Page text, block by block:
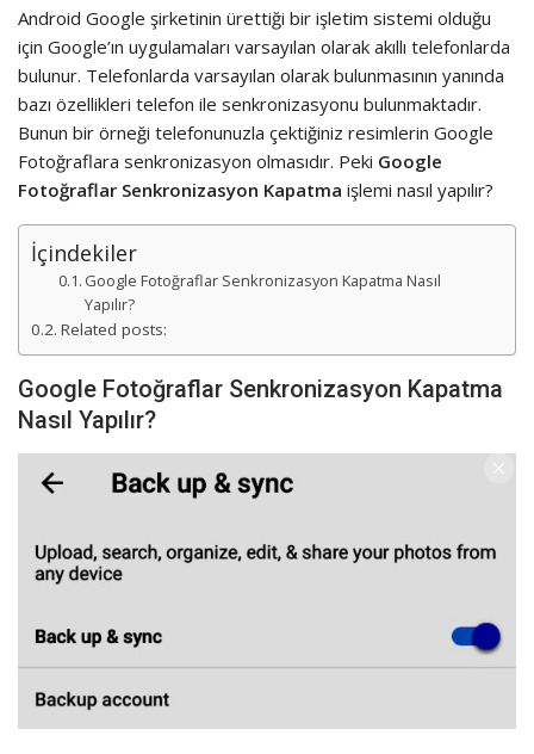
Android Google şirketinin ürettiği bir işletim sistemi olduğu
için Google’ın uygulamaları varsayılan olarak akıllı telefonlarda
bulunur. Telefonlarda varsayılan olarak bulunmasının yanında
bazı özellikleri telefon ile senkronizasyonu bulunmaktadır.
Bunun bir örneği telefonunuzla çektiğiniz resimlerin Google
Fotoğraflara senkronizasyon olmasıdır. Peki Google
Fotoğraflar Senkronizasyon Kapatma işlemi nasıl yapılır?
İçindekiler
Google Fotoğraflar Senkronizasyon Kapatma Nasıl
Yapılır?
Related posts:
Google Fotoğraflar Senkronizasyon Kapatma
Nasıl Yapılır?